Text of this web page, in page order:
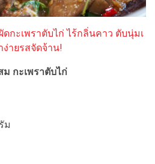
ดกะเพราตับไก่ ไร้กลิ่นคาว ตับนุ่มเ
ง่ายรสจัดจ้าน!
ม กะเพราตับไก่
ม